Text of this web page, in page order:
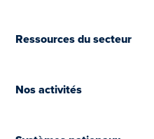
Ressources du secteur
Nos activités